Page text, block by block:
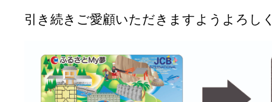
引き続きご愛顧いただきますようよろし